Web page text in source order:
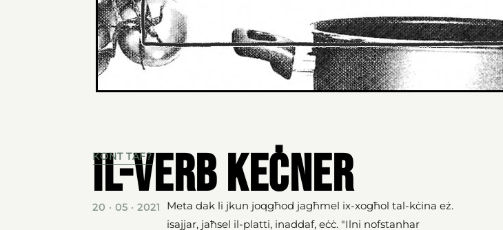
KONT TAF?
Il-verb keċner
20 · 05 · 2021
Meta dak li jkun joqgħod jagħmel ix-xogħol tal-kċina eż.
isajjar, jaħsel il-platti, inaddaf, eċċ. "Ilni nofstanhar